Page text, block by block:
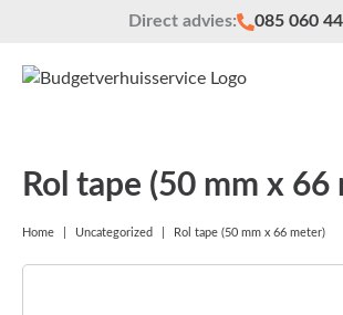
Direct advies: 085 060
Rol tape (50 mm x 66
Home Uncategorized Rol tape (50 mm x 66 meter)